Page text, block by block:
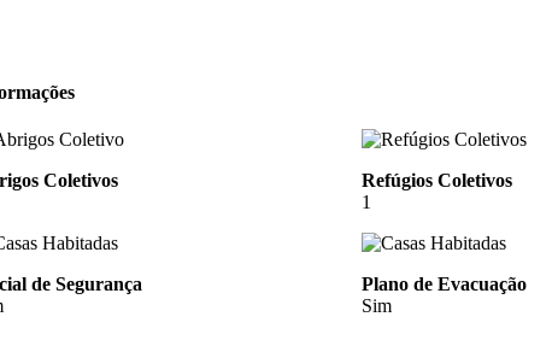
Coletivos
Refúgios Coletivos
1
de Segurança
Plano de Evacuação
Sim